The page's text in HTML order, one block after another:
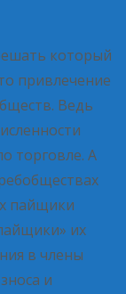
который
привлечение
Ведь
торговле. А
пайщики
их
в члены
и